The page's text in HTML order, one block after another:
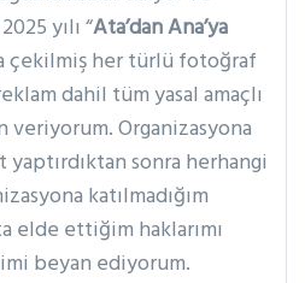
yılı “Ata’dan Ana’ya
çekilmiş her türlü fotoğraf
dahil tüm yasal amaçlı
veriyorum. Organizasyona
yaptırdıktan sonra herhangi
katılmadığım
elde ettiğim haklarımı
beyan ediyorum.